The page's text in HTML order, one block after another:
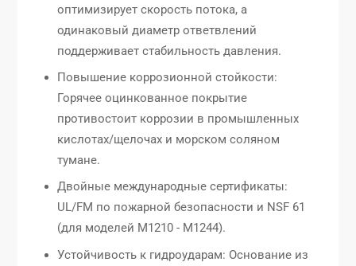
оптимизирует скорость потока, а
одинаковый диаметр ответвлений
поддерживает стабильность давления.
Повышение коррозионной стойкости:
Горячее оцинкованное покрытие
противостоит коррозии в промышленных
кислотах/щелочах и морском соляном
тумане.
Двойные международные сертификаты:
UL/FM по пожарной безопасности и NSF 61
(для моделей M1210 - M1244).
Устойчивость к гидроударам: Основание из